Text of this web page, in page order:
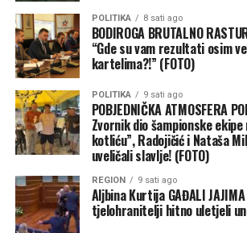
Zelenski zahvalio Srbiji
Zelenski je zahvalio srpskom narodu na
a tokom obraćanja govorio je i o
napadima na njegovu zemlju.
On je naveo da su tokom noći ponovo
infrastrukturni objekti, uključujući
postrojenja i željezničku mrežu, zbog
kašnjenja vozova širom Ukrajine.
ugašenim. I dalje ostaju na snazi
časa – rekao je za Reljić za RTS.
POLITIKA 8 sati ago
BODIROGA BRUTALNO
“Gde su vam rezultati osim
kartelima?!” (FOTO)
POLITIKA 9 sati ago
POBJEDNIČKA ATMOSFERA
Zvornik dio šampionske
kotliću”, Radojičić i Nataša
uveličali slavlje! (FOTO)
REGION 9 sati ago
Aljbina Kurtija GAĐALI
tjelohranitelji hitno uletjeli